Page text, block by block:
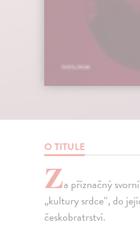
O TITULE
Za příznačný
„kultury srdce“, do
českobratrství.